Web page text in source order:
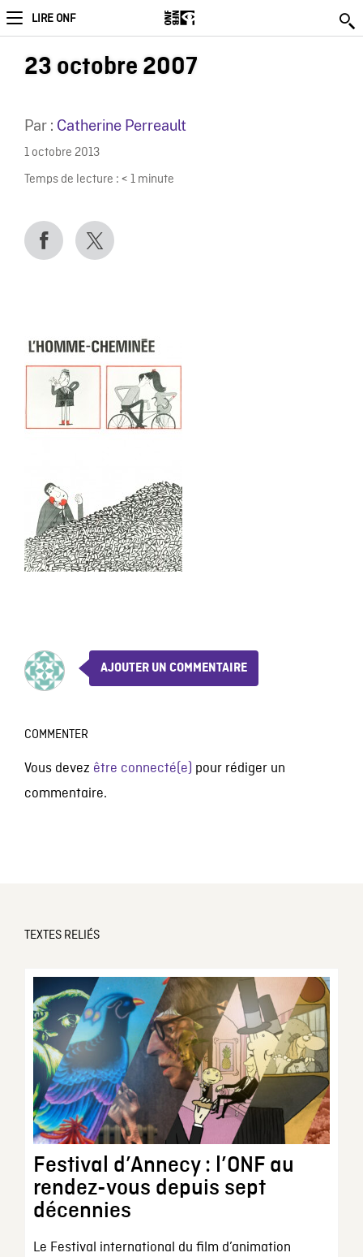
LIRE ONF
23 octobre 2007
Par : Catherine Perreault
1 octobre 2013
Temps de lecture : < 1 minute
AJOUTER UN COMMENTAIRE
COMMENTER
Vous devez être connecté(e) pour rédiger un
commentaire.
TEXTES RELIÉS
Festival d’Annecy : l’ONF au
rendez-vous depuis sept
décennies
Le Festival international du film d’animation